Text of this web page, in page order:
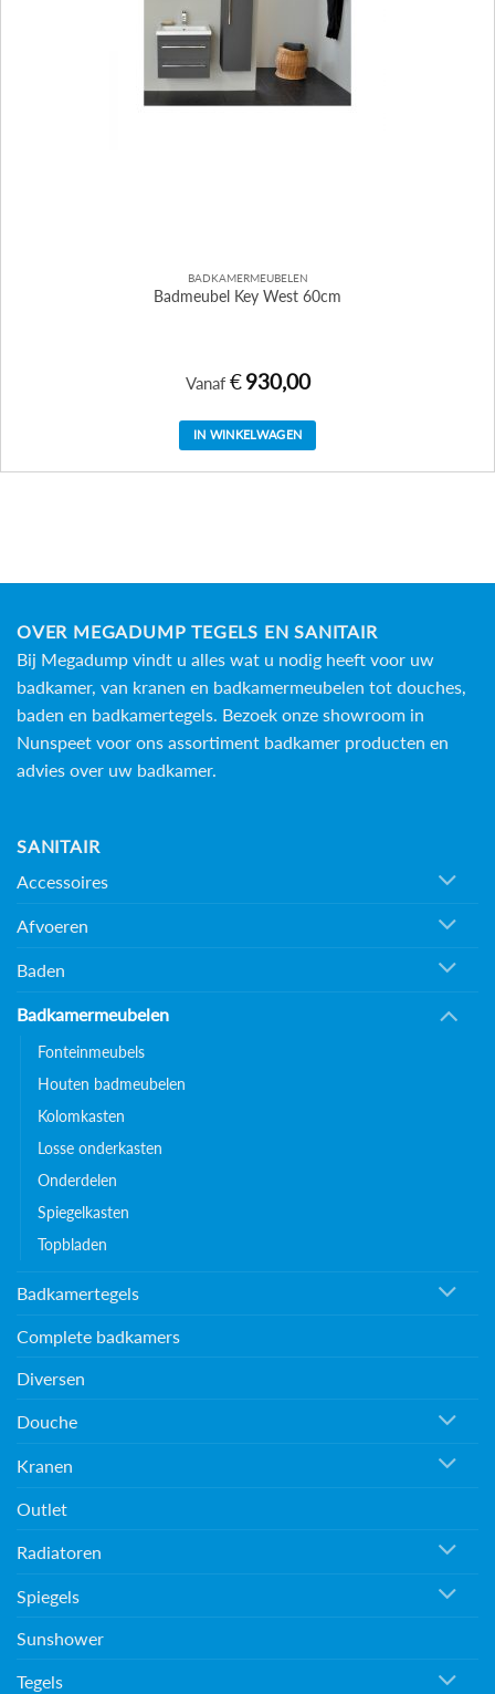
BADKAMERMEUBELEN
Badmeubel Key West 60cm
Vanaf € 930,00
IN WINKELWAGEN
kan
worden
op
de
productpagina
OVER MEGADUMP TEGELS EN SANITAIR
Bij Megadump vindt u alles wat u nodig heeft voor uw
badkamer, van kranen en badkamermeubelen tot douches,
baden en badkamertegels . Bezoek onze showroom in
Nunspeet voor ons assortiment badkamer producten en
advies over uw badkamer.
SANITAIR
Accessoires
Afvoeren
Baden
Badkamermeubelen
Fonteinmeubels
Houten badmeubelen
Kolomkasten
Losse onderkasten
Onderdelen
Spiegelkasten
Topbladen
Badkamertegels
Complete badkamers
Diversen
Douche
Kranen
Outlet
Radiatoren
Spiegels
Sunshower
Tegels